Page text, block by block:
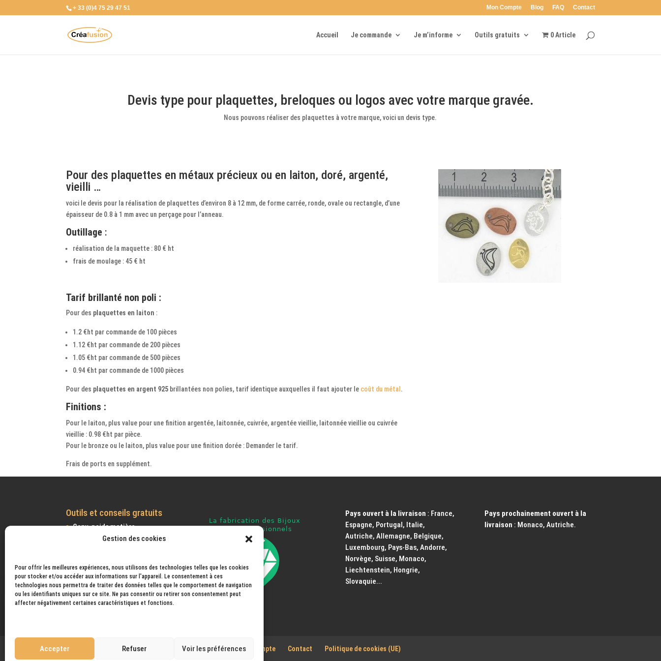
Gestion des cookies
Pour offrir les meilleures expériences, nous utilisons des technologies telles que les cookies
pour stocker et/ou accéder aux informations sur l'appareil. Le consentement à ces
technologies nous permettra de traiter des données telles que le comportement de navigation
ou les identifiants uniques sur ce site. Ne pas consentir ou retirer son consentement peut
affecter négativement certaines caractéristiques et fonctions.
Accepter Refuser Voir les préférences
+ 33 (0)4 75 29 47 51 Mon Compte Blog FAQ Contact
Accueil Je commande Je m’informe Outils gratuits 0 Article
Devis type pour plaquettes, breloques ou logos avec votre marque gravée.
Nous pouvons réaliser des plaquettes à votre marque, voici un devis type.
Pour des plaquettes en métaux précieux ou en laiton, doré, argenté,
vieilli …
voici le devis pour la réalisation de plaquettes d’environ 8 à 12 mm, de forme carrée, ronde, ovale ou rectangle, d’une
épaisseur de 0.8 à 1 mm avec un perçage pour l’anneau.
Outillage :
réalisation de la maquette : 80 € ht
frais de moulage : 45 € ht
Tarif brillanté non poli :
Pour des plaquettes en laiton :
1.2 €ht par commande de 100 pièces
1.12 €ht par commande de 200 pièces
1.05 €ht par commande de 500 pièces
0.94 €ht par commande de 1000 pièces
Pour des plaquettes en argent 925 brillantées non polies, tarif identique auxquelles il faut ajouter le coût du métal .
Finitions :
Pour le laiton, plus value pour une finition argentée, laitonnée, cuivrée, argentée vieillie, laitonnée vieillie ou cuivrée
vieillie : 0.98 €ht par pièce.
Pour le bronze ou le laiton, plus value pour une finition dorée : Demander le tarif.
Frais de ports en supplément.
Outils et conseils gratuits
Conv. poids matière.
Calcul volume bijoux
Convertisseur Densité Volume
Aide à la vente de vos créations
Calculatrice retrait
Pays ouvert à la livraison : France,
Espagne, Portugal, Italie,
Autriche, Allemagne, Belgique,
Luxembourg, Pays-Bas, Andorre,
Norvège, Suisse, Monaco,
Liechtenstein, Hongrie,
Slovaquie...
Pays prochainement ouvert à la
livraison : Monaco, Autriche.
Mentions légales Conditions générales de ventes Mon Compte Contact Politique de cookies (UE)